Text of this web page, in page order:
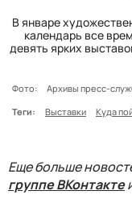
В январе
календарь все
девять ярких
Фото: Архивы пресс-
Теги:
Выставки Куда
Еще больше
группе ВКонтакте